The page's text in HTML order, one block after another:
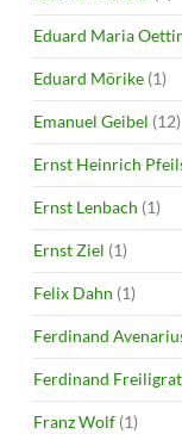
Eduard Maria
Eduard Mörike (1)
Emanuel Geibel (12)
Ernst Heinrich
Ernst Lenbach (1)
Ernst Ziel (1)
Felix Dahn (1)
Ferdinand
Ferdinand
Franz Wolf (1)